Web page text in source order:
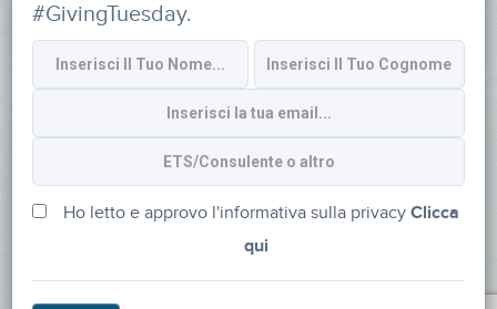
Informativa sulla privacy
CONTATTI
via Roberto Lepetit 8/10 – 20124 Milano
info@fondazioneaifr.org
Tel: +39 02 47924880
#GivingTuesday.
Ho letto e approvo l'informativa sulla privacyClicca
qui